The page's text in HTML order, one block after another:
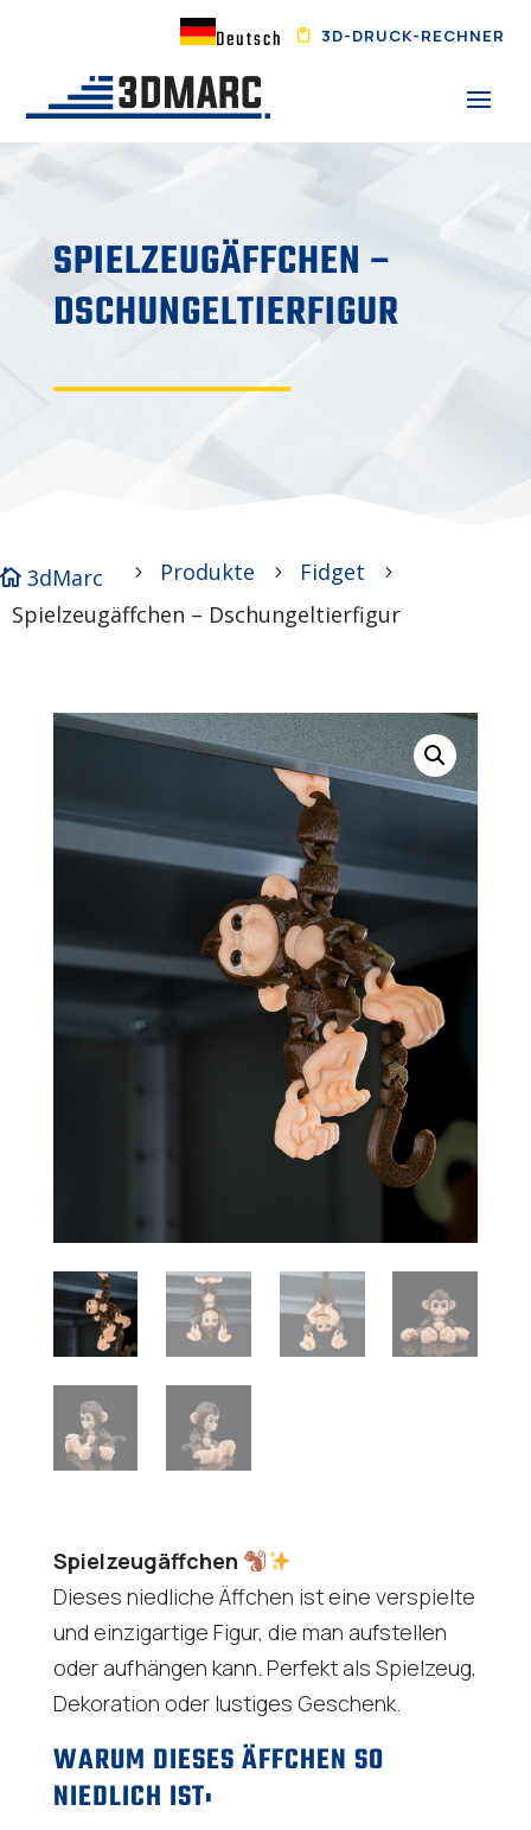
Deutsch 3D-DRUCK-RECHNER
SPIELZEUGÄFFCHEN –
DSCHUNGELTIERFIGUR
 3dMarc 5 Produkte 5 Fidget 5
Spielzeugäffchen – Dschungeltierfigur
Spielzeugäffchen
Dieses niedliche Äffchen ist eine verspielte
und einzigartige Figur, die man aufstellen
oder aufhängen kann. Perfekt als Spielzeug,
Dekoration oder lustiges Geschenk.
WARUM DIESES ÄFFCHEN SO
NIEDLICH IST: